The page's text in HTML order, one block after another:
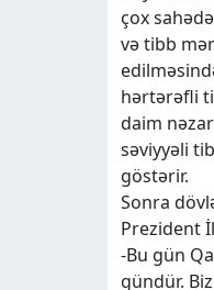
çox
və tibb
hərtərəfli
daim
səviyyəli
göstərir.
Sonra
Prezident
-Bu gün
gündür.